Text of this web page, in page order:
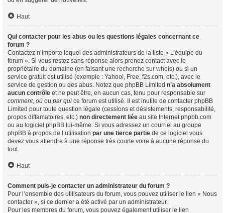
Haut
Qui contacter pour les abus ou les questions légales concernant ce
forum ?
Contactez n’importe lequel des administrateurs de la liste « L’équipe du
forum ». Si vous restez sans réponse alors prenez contact avec le
propriétaire du domaine (en faisant une recherche sur whois) ou si un
service gratuit est utilisé (exemple : Yahoo!, Free, f2s.com, etc.), avec le
service de gestion ou des abus. Notez que phpBB Limited n’a absolument
aucun contrôle et ne peut être, en aucun cas, tenu pour responsable sur
comment, où ou par qui ce forum est utilisé. Il est inutile de contacter phpBB
Limited pour toute question légale (cessions et désistements, responsabilité,
propos diffamatoires, etc.) non directement liée au site Internet phpbb.com
ou au logiciel phpBB lui-même. Si vous adressez un courriel au groupe
phpBB à propos de l’utilisation par une tierce partie de ce logiciel vous
devez vous attendre à une réponse très courte voire à aucune réponse du
tout.
Haut
Comment puis-je contacter un administrateur du forum ?
Pour l’ensemble des utilisateurs du forum, vous pouvez utiliser le lien « Nous
contacter », si ce dernier a été activé par un administrateur.
Pour les membres du forum, vous pouvez également utiliser le lien